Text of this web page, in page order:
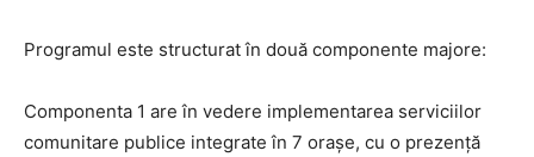
Programul este structurat în două componente majore:
Componenta 1 are în vedere implementarea serviciilor
comunitare publice integrate în 7 orașe, cu o prezență